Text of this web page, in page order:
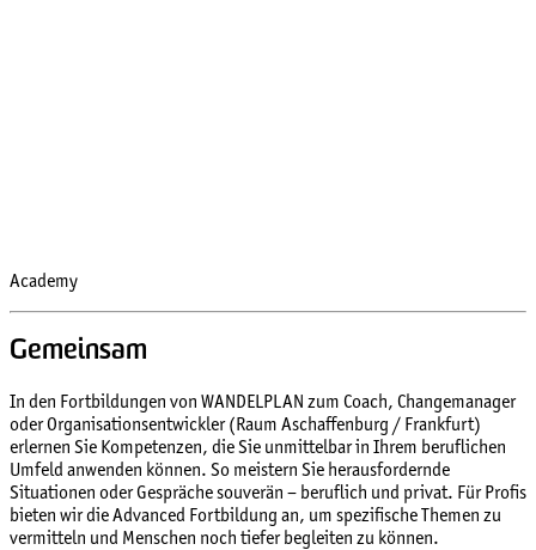
Academy
Gemeinsam
In den Fortbildungen von WANDELPLAN zum Coach, Changemanager
oder Organisationsentwickler (Raum Aschaffenburg / Frankfurt)
erlernen Sie Kompetenzen, die Sie unmittelbar in Ihrem beruflichen
Umfeld anwenden können. So meistern Sie herausfordernde
Situationen oder Gespräche souverän – beruflich und privat. Für Profis
bieten wir die Advanced Fortbildung an, um spezifische Themen zu
vermitteln und Menschen noch tiefer begleiten zu können.